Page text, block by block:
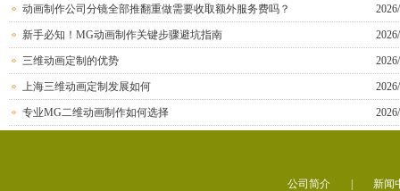
动画制作公司分镜全部推翻重做需要收取额外服务费吗？
新手必知！MG动画制作关键步骤避坑指南
三维动画定制的优势
上海三维动画定制发展如何
专业MG二维动画制作如何选择
公司简介 新闻